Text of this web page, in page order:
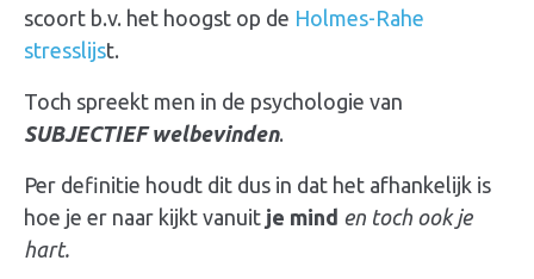
scoort b.v. het hoogst op de Holmes-Rahe
stresslijst.
Toch spreekt men in de psychologie van
SUBJECTIEF welbevinden.
Per definitie houdt dit dus in dat het afhankelijk is
hoe je er naar kijkt vanuit je mind en toch ook je
hart.